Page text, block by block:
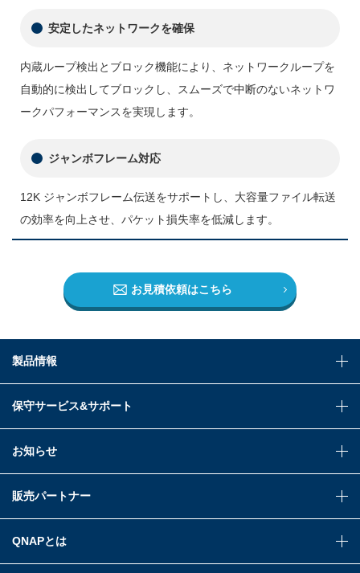
安定したネットワークを確保
内蔵ループ検出とブロック機能により、ネットワークループを
自動的に検出してブロックし、スムーズで中断のないネットワ
ークパフォーマンスを実現します。
ジャンボフレーム対応
12K ジャンボフレーム伝送をサポートし、大容量ファイル転送
の効率を向上させ、パケット損失率を低減します。
お見積依頼はこちら
製品情報
保守サービス&サポート
お知らせ
販売パートナー
QNAPとは